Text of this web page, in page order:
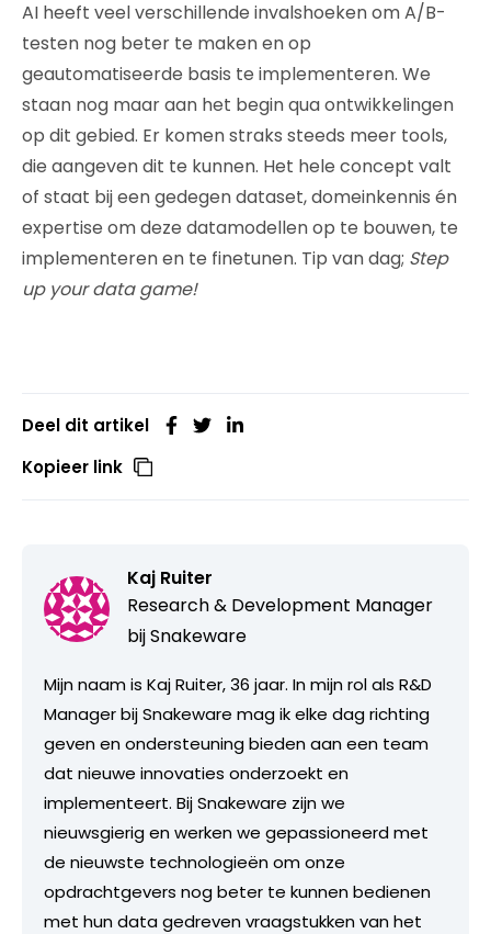
AI heeft veel verschillende invalshoeken om A/B-
testen nog beter te maken en op
geautomatiseerde basis te implementeren. We
staan nog maar aan het begin qua ontwikkelingen
op dit gebied. Er komen straks steeds meer tools,
die aangeven dit te kunnen. Het hele concept valt
of staat bij een gedegen dataset, domeinkennis én
expertise om deze datamodellen op te bouwen, te
implementeren en te finetunen. Tip van dag; Step
up your data game!
Deel dit artikel
Kopieer link
Kaj Ruiter
Research & Development Manager
bijSnakeware
Mijn naam is Kaj Ruiter, 36 jaar. In mijn rol als R&D
Manager bij Snakeware mag ik elke dag richting
geven en ondersteuning bieden aan een team
dat nieuwe innovaties onderzoekt en
implementeert. Bij Snakeware zijn we
nieuwsgierig en werken we gepassioneerd met
de nieuwste technologieën om onze
opdrachtgevers nog beter te kunnen bedienen
met hun data gedreven vraagstukken van het